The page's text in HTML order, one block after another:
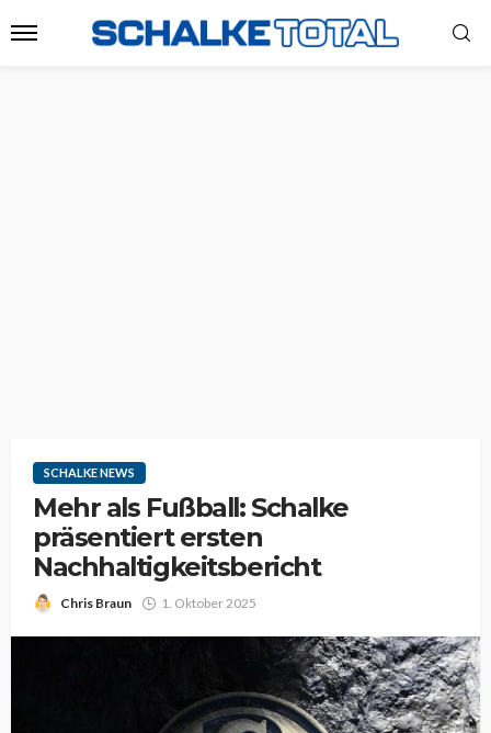
SCHALKE NEWS
Mehr als Fußball: Schalke
präsentiert ersten
Nachhaltigkeitsbericht
Chris Braun 1. Oktober 2025